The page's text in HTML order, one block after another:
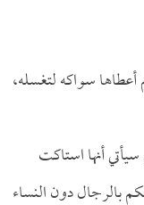
سواكه لتغسله،
أنها استاكت
بالرجال دون النساء